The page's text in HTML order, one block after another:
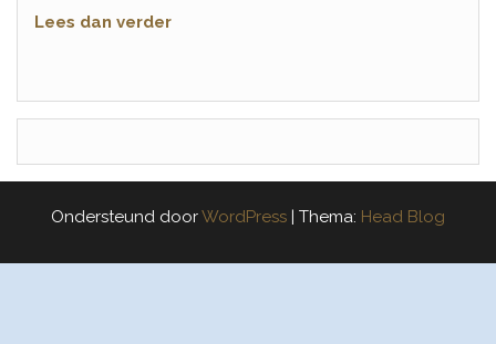
Lees dan verder
Ondersteund doorWordPress | Thema: Head Blog